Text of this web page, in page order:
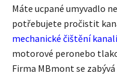
Máte ucpané umyvadlo
potřebujete pročistit
mechanické čištění
motorové peronebo
Firma MBmont se zabývá